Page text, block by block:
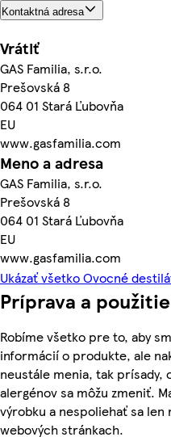
Kontaktná adresa
Vrátiť
GAS Familia, s.r.o.
Prešovská 8
064 01 Stará Ľubovňa
EU
www.gasfamilia.com
Meno a adresa
GAS Familia, s.r.o.
Prešovská 8
064 01 Stará Ľubovňa
EU
www.gasfamilia.com
Ukázať všetko Ovocné
Príprava a použitie
Robíme všetko pre to, aby
informácií o produkte, ale
neustále menia, tak prísady,
alergénov sa môžu zmeniť.
výrobku a nespoliehať sa
webových stránkach.